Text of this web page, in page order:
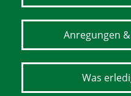
Anregungen
Was